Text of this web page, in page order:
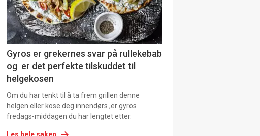
-
6
Gyros er grekernes svar på rullekebab
og er det perfekte tilskuddet til
helgekosen
Om du har tenkt til å ta frem grillen denne
helgen eller kose deg innendørs ,er gyros
fredags-middagen du har lengtet etter.